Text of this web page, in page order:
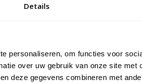
Details
personaliseren, om functies voor
over uw gebruik van onze site met
deze gegevens combineren met
te
sterke
Afmetingen
Levensduur
3-6 maanden